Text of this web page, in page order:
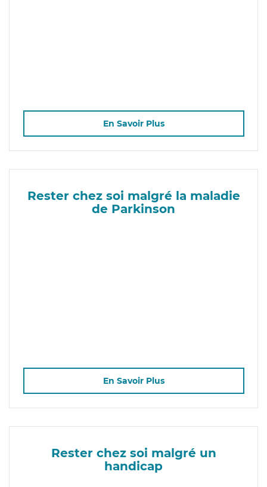
En Savoir Plus
Rester chez soi malgré la maladie
de Parkinson
En Savoir Plus
Rester chez soi malgré un
handicap